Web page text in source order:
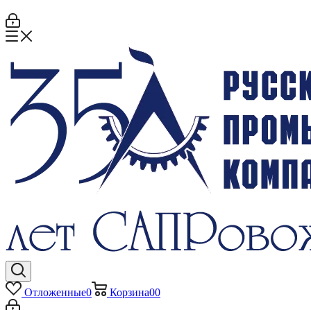
Отложенные0 Корзина00